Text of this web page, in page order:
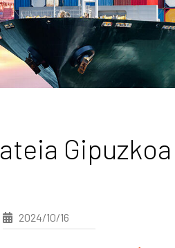
ateia Gipuzkoa
2024/10/16